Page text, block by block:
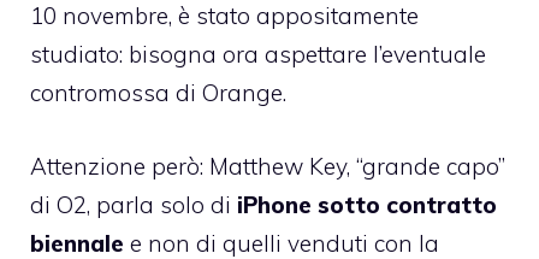
10 novembre, è stato appositamente
studiato: bisogna ora aspettare l’eventuale
contromossa di Orange.
Attenzione però: Matthew Key, “grande capo”
di O2, parla solo di iPhone sotto contratto
biennale e non di quelli venduti con la